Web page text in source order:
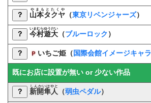
？ 山本タクヤ
やまもとたくや
（東京リベンジャーズ）
？ 今村遊大
いまむらゆうだい
（ブルーロック ）
？ いちご姫（ 国際会館イメージキャラ
既にお店に設置が無い or 少ない作品
？ 新開隼人
しんかいはやと
（弱虫ペダル）